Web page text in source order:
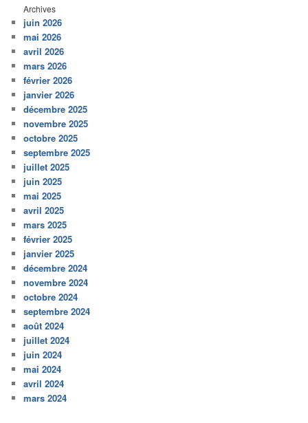
Archives
juin 2026
mai 2026
avril 2026
mars 2026
février 2026
janvier 2026
décembre 2025
novembre 2025
octobre 2025
septembre 2025
juillet 2025
juin 2025
mai 2025
avril 2025
mars 2025
février 2025
janvier 2025
décembre 2024
novembre 2024
octobre 2024
septembre 2024
août 2024
juillet 2024
juin 2024
mai 2024
avril 2024
mars 2024